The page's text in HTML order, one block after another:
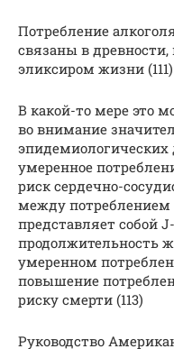
Потребление
связаны в
эликсиром жизни (111)
В какой-то мере это
во внимание
умеренное
риск сердечно-
между потреблением
представляет собой
продолжительность
умеренном
повышение
риску смерти (113)
Руководство